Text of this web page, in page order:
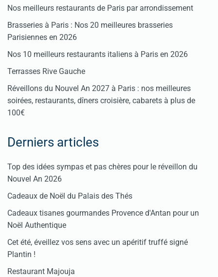
Nos meilleurs restaurants de Paris par arrondissement
Brasseries à Paris : Nos 20 meilleures brasseries
Parisiennes en 2026
Nos 10 meilleurs restaurants italiens à Paris en 2026
Terrasses Rive Gauche
Réveillons du Nouvel An 2027 à Paris : nos meilleures
soirées, restaurants, dîners croisière, cabarets à plus de
100€
Derniers articles
Top des idées sympas et pas chères pour le réveillon du
Nouvel An 2026
Cadeaux de Noël du Palais des Thés
Cadeaux tisanes gourmandes Provence d'Antan pour un
Noël Authentique
Cet été, éveillez vos sens avec un apéritif truffé signé
Plantin !
Restaurant Majouja